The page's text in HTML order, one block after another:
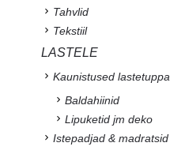
Tahvlid
Tekstiil
LASTELE
Kaunistused lastetuppa
Baldahiinid
Lipuketid jm deko
Istepadjad & madratsid